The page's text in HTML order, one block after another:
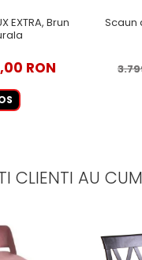
EXTRA, Brun
RON
Scaun
CLIENTI AU